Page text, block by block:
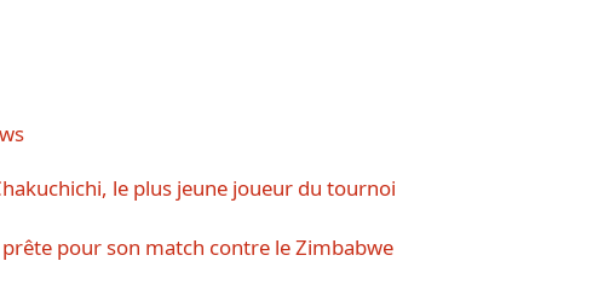
le plus jeune joueur du tournoi
prête pour son match contre le Zimbabwe